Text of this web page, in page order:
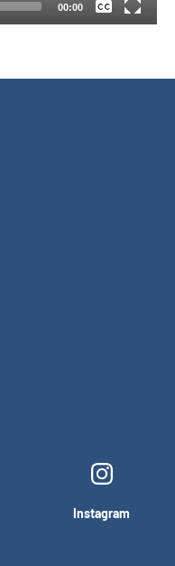
00:00
Instagram